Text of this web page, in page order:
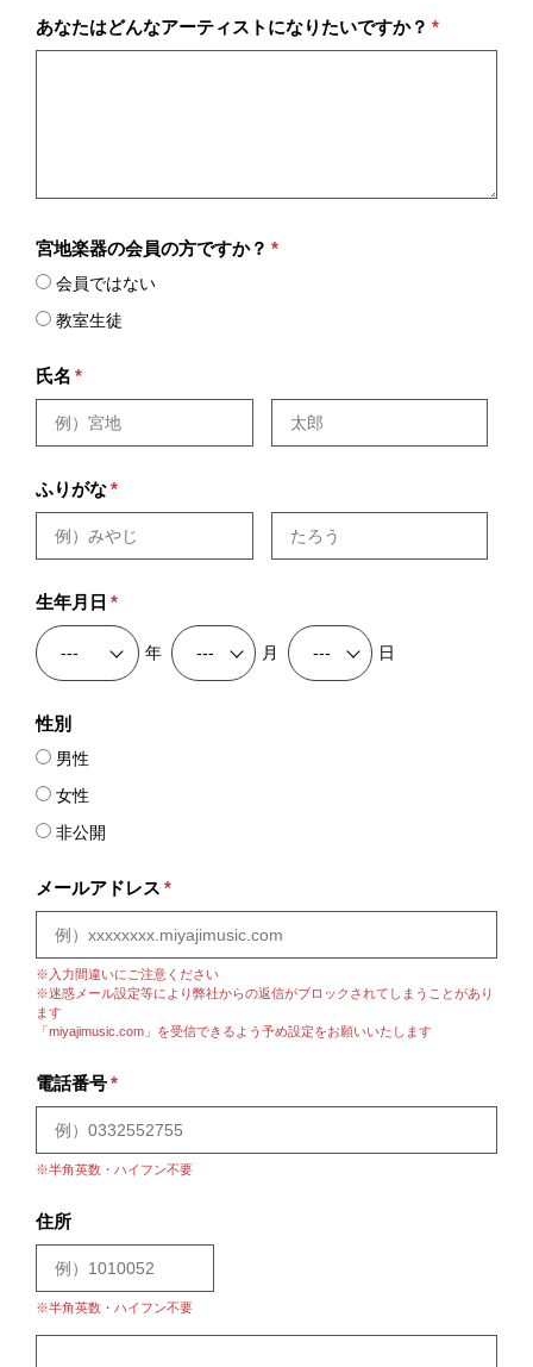
あなたはどんなアーティストになりたいですか？ *
宮地楽器の会員の方ですか？ *
会員ではない
教室生徒
氏名 *
ふりがな*
生年月日 *
年 月 日
性別
男性
女性
非公開
メールアドレス *
※入力間違いにご注意ください
※迷惑メール設定等により弊社からの返信がブロックされてしまうことがあり
ます
「miyajimusic.com」を受信できるよう予め設定をお願いいたします
電話番号*
※半角英数・ハイフン不要
住所
※半角英数・ハイフン不要